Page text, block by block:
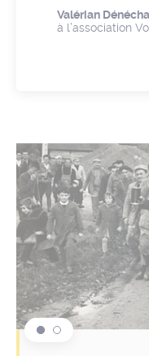
Valérian
à l’association